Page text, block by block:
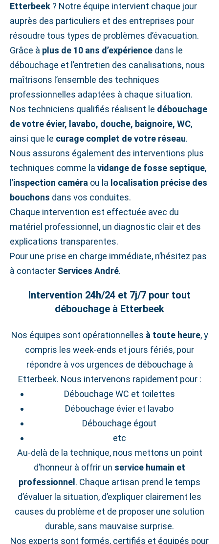
Etterbeek ? Notre équipe intervient chaque jour
auprès des particuliers et des entreprises pour
résoudre tous types de problèmes d’évacuation.
Grâce à plus de 10 ans d’expérience dans le
débouchage et l’entretien des canalisations, nous
maîtrisons l’ensemble des techniques
professionnelles adaptées à chaque situation.
Nos techniciens qualifiés réalisent le débouchage
de votre évier, lavabo, douche, baignoire, WC,
ainsi que le curage complet de votre réseau.
Nous assurons également des interventions plus
techniques comme la vidange de fosse septique,
l’inspection caméra ou la localisation précise des
bouchons dans vos conduites.
Chaque intervention est effectuée avec du
matériel professionnel, un diagnostic clair et des
explications transparentes.
Pour une prise en charge immédiate, n’hésitez pas
à contacter Services André.
Intervention 24h/24 et 7j/7 pour tout
débouchage à Etterbeek
Nos équipes sont opérationnelles à toute heure, y
compris les week‑ends et jours fériés, pour
répondre à vos urgences de débouchage à
Etterbeek. Nous intervenons rapidement pour :
Débouchage WC et toilettes
Débouchage évier et lavabo
Débouchage égout
etc
Au-delà de la technique, nous mettons un point
d’honneur à offrir un service humain et
professionnel. Chaque artisan prend le temps
d’évaluer la situation, d’expliquer clairement les
causes du problème et de proposer une solution
durable, sans mauvaise surprise.
Nos experts sont formés, certifiés et équipés pour